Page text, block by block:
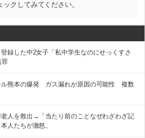
クしてみてください。
録した中2女子「私中学生なのにせっくすさ
罪
ル熊本の爆発 ガス漏れが原因の可能性 複数
人を救出→「当たり前のことなぜわざわざ記
人たちが激怒。